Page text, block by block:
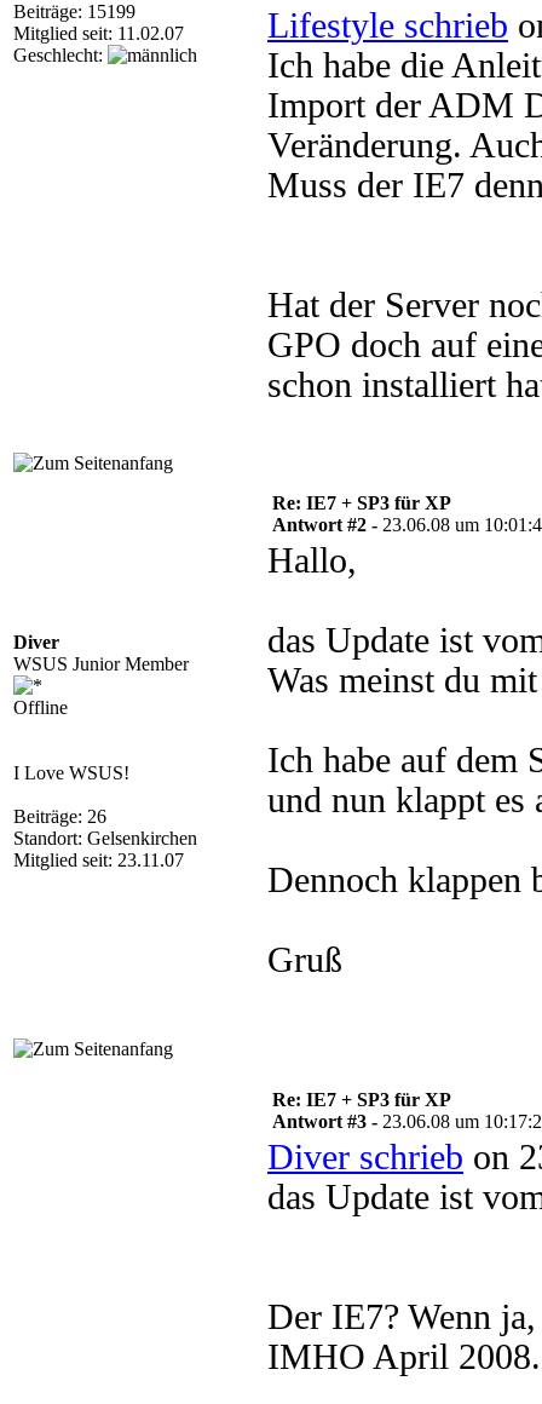
Beiträge: 15199
Mitglied seit: 11.02.07
Geschlecht:
Lifestyle schrieb
Ich habe die
Import der ADM
Veränderung.
Muss der IE7
Hat der Server
GPO doch auf
schon installiert
Diver
WSUS Junior Member
Offline
I Love WSUS!
Beiträge: 26
Standort: Gelsenkirchen
Mitglied seit: 23.11.07
Re: IE7 + SP3 für XP
Antwort #2 - 23.06.08 um
Hallo,
das Update ist
Was meinst du
Ich habe auf dem
und nun klappt
Dennoch klappen
Gruß
Re: IE7 + SP3 für XP
Antwort #3 - 23.06.08 um
Diver schrieb on
das Update ist
Der IE7? Wenn
IMHO April 2008.